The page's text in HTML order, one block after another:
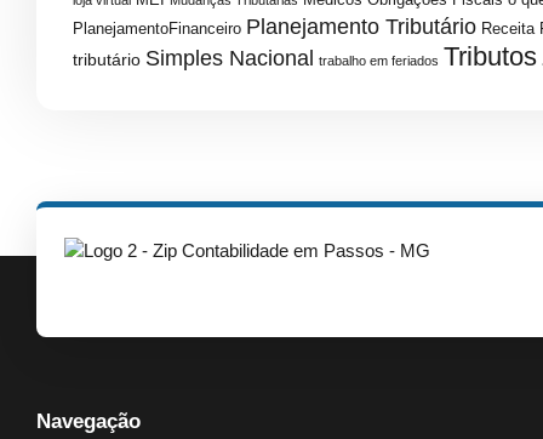
PlanejamentoFinanceiro Planejamento Tributário Receita
tributário Simples Nacional trabalho em feriados Tributos
Navegação